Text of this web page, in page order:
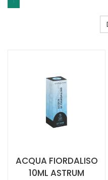
ACQUA FIORDALISO
10ML ASTRUM